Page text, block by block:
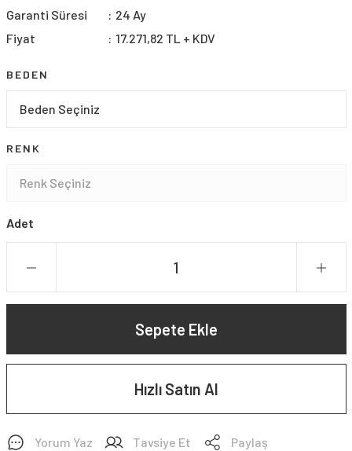
Garanti Süresi
24 Ay
Fiyat
17.271,82 TL + KDV
BEDEN
RENK
Adet
Sepete Ekle
Hızlı Satın Al
Yorum Yaz Tavsiye Et Paylaş